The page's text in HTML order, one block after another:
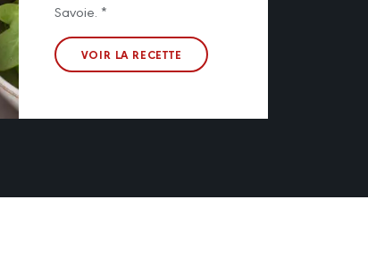
Savoie. *
VOIR LA RECETTE